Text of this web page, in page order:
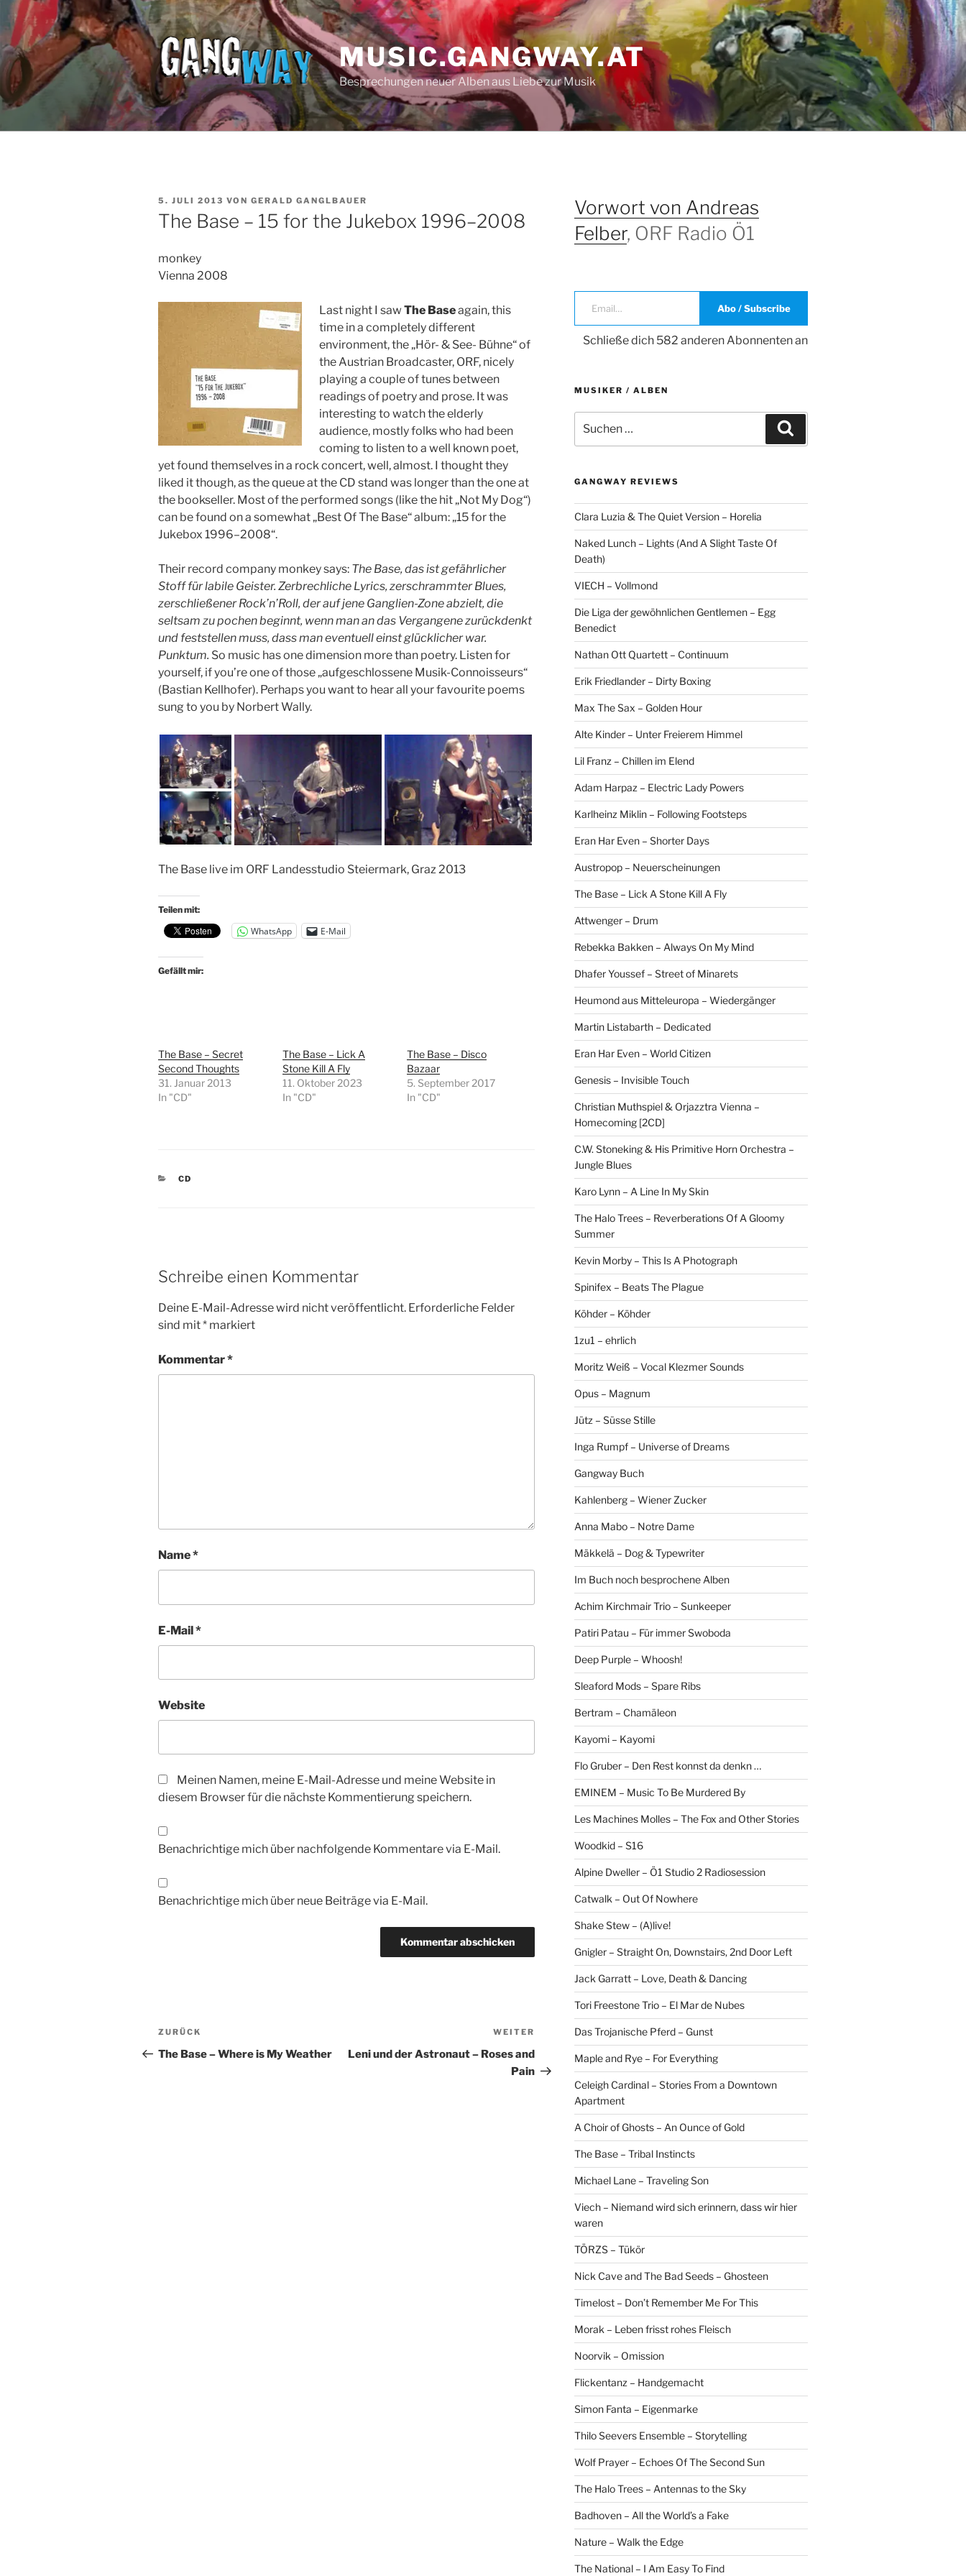
Zum
Inhalt
springen
MUSIC.GANGWAY.AT
Besprechungen neuer Alben aus Liebe zur Musik
VERÖFFENTLICHT
AM
5. JULI 2013 VON GERALD GANGLBAUER
The Base – 15 for the Jukebox 1996–2008
monkey
Vienna 2008
Last night I saw The Baseagain, this
time in a completely different
environment, the „Hör- & See- Bühne“ of
the Austrian Broadcaster, ORF, nicely
playing a couple of tunes between
readings of poetry and prose. It was
interesting to watch the elderly
audience, mostly folks who had been
coming to listen to a well known poet,
yet found themselves in a rock concert, well, almost. I thought they
liked it though, as the queue at the CD stand was longer than the one at
the bookseller. Most of the performed songs (like the hit „Not My Dog“)
can be found on a somewhat „Best Of The Base“ album: „15 for the
Jukebox 1996–2008“.
Their record company monkey says: The Base, das ist gefährlicher
Stoff für labile Geister. Zerbrechliche Lyrics, zerschrammter Blues,
zerschließener Rock’n’Roll, der auf jene Ganglien-Zone abzielt, die
seltsam zu pochen beginnt, wenn man an das Vergangene zurückdenkt
und feststellen muss, dass man eventuell einst glücklicher war.
Punktum. So music has one dimension more than poetry. Listen for
yourself, if you’re one of those „aufgeschlossene Musik-Connoisseurs“
(Bastian Kellhofer). Perhaps you want to hear all your favourite poems
sung to you by Norbert Wally.
The Base live im ORF Landesstudio Steiermark, Graz 2013
Teilen mit:
WhatsApp E-Mail
Gefällt mir:
The Base – Secret
Second Thoughts
31. Januar 2013
In "CD"
The Base – Lick A
Stone Kill A Fly
11. Oktober 2023
In "CD"
The Base – Disco
Bazaar
5. September 2017
In "CD"
KATEGORIEN
CD
Schreibe einen Kommentar
Deine E-Mail-Adresse wird nicht veröffentlicht. Erforderliche Felder
sind mit* markiert
Kommentar*
Name*
E-Mail*
Website
Meinen Namen, meine E-Mail-Adresse und meine Website in
diesem Browser für die nächste Kommentierung speichern.
Benachrichtige mich über nachfolgende Kommentare via E-Mail.
Benachrichtige mich über neue Beiträge via E-Mail.
Beitrags-
Navigation
Vorheriger
Beitrag
ZURÜCK
The Base – Where is My Weather
Nächster
Beitrag
WEITER
Leni und der Astronaut – Roses and
Pain
Vorwort von Andreas
Felber, ORF Radio Ö1
Email…
Abo / Subscribe
Schließe dich 582 anderen Abonnenten an
MUSIKER / ALBEN
nach:
GANGWAY REVIEWS
Clara Luzia & The Quiet Version – Horelia
Naked Lunch – Lights (And A Slight Taste Of
Death)
VIECH – Vollmond
Die Liga der gewöhnlichen Gentlemen – Egg
Benedict
Nathan Ott Quartett – Continuum
Erik Friedlander – Dirty Boxing
Max The Sax – Golden Hour
Alte Kinder – Unter Freierem Himmel
Lil Franz – Chillen im Elend
Adam Harpaz – Electric Lady Powers
Karlheinz Miklin – Following Footsteps
Eran Har Even – Shorter Days
Austropop – Neuerscheinungen
The Base – Lick A Stone Kill A Fly
Attwenger – Drum
Rebekka Bakken – Always On My Mind
Dhafer Youssef – Street of Minarets
Heumond aus Mitteleuropa – Wiedergänger
Martin Listabarth – Dedicated
Eran Har Even – World Citizen
Genesis – Invisible Touch
Christian Muthspiel & Orjazztra Vienna –
Homecoming [2CD]
C.W. Stoneking & His Primitive Horn Orchestra –
Jungle Blues
Karo Lynn – A Line In My Skin
The Halo Trees – Reverberations Of A Gloomy
Summer
Kevin Morby – This Is A Photograph
Spinifex – Beats The Plague
Köhder – Köhder
1zu1 – ehrlich
Moritz Weiß – Vocal Klezmer Sounds
Opus – Magnum
Jütz – Süsse Stille
Inga Rumpf – Universe of Dreams
Gangway Buch
Kahlenberg – Wiener Zucker
Anna Mabo – Notre Dame
Mäkkelä – Dog & Typewriter
Im Buch noch besprochene Alben
Achim Kirchmair Trio – Sunkeeper
Patiri Patau – Für immer Swoboda
Deep Purple – Whoosh!
Sleaford Mods – Spare Ribs
Bertram – Chamäleon
Kayomi – Kayomi
Flo Gruber – Den Rest konnst da denkn …
EMINEM – Music To Be Murdered By
Les Machines Molles – The Fox and Other Stories
Woodkid – S16
Alpine Dweller – Ö1 Studio 2 Radiosession
Catwalk – Out Of Nowhere
Shake Stew – (A)live!
Gnigler – Straight On, Downstairs, 2nd Door Left
Jack Garratt – Love, Death & Dancing
Tori Freestone Trio – El Mar de Nubes
Das Trojanische Pferd – Gunst
Maple and Rye – For Everything
Celeigh Cardinal – Stories From a Downtown
Apartment
A Choir of Ghosts – An Ounce of Gold
The Base – Tribal Instincts
Michael Lane – Traveling Son
Viech – Niemand wird sich erinnern, dass wir hier
waren
TÖRZS – Tükör
Nick Cave and The Bad Seeds – Ghosteen
Timelost – Don’t Remember Me For This
Morak – Leben frisst rohes Fleisch
Noorvik – Omission
Flickentanz – Handgemacht
Simon Fanta – Eigenmarke
Thilo Seevers Ensemble – Storytelling
Wolf Prayer – Echoes Of The Second Sun
The Halo Trees – Antennas to the Sky
Badhoven – All the World’s a Fake
Nature – Walk the Edge
The National – I Am Easy To Find